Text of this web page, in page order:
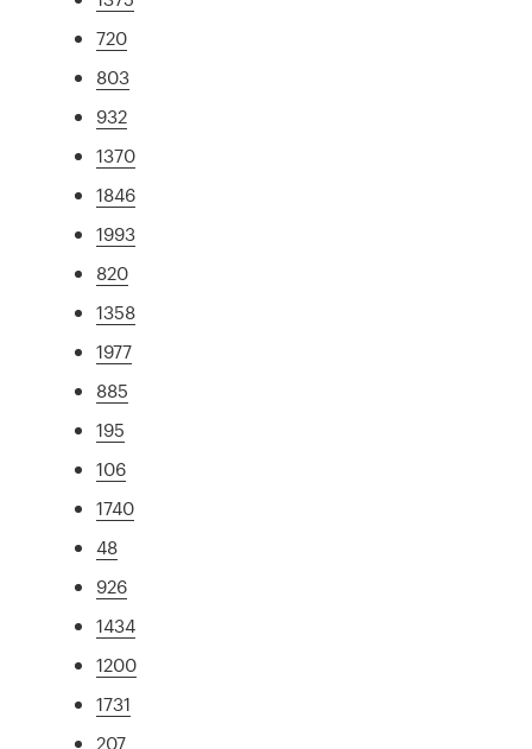
720
803
932
1370
1846
1993
820
1358
1977
885
195
106
1740
48
926
1434
1200
1731
207